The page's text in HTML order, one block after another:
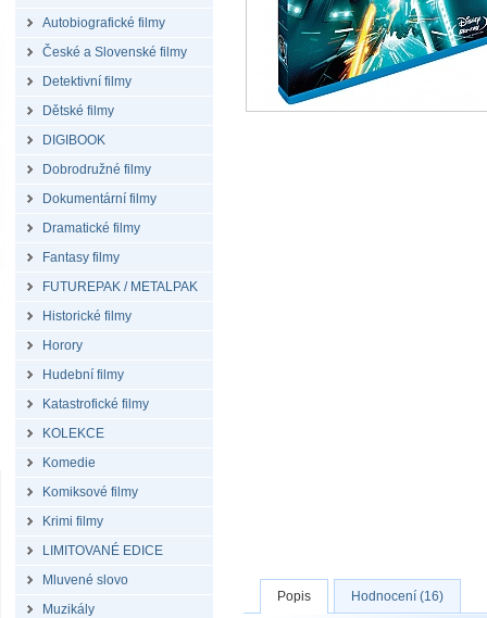
Autobiografické filmy
České a Slovenské filmy
Detektivní filmy
Dětské filmy
DIGIBOOK
Dobrodružné filmy
Dokumentární filmy
Dramatické filmy
Fantasy filmy
FUTUREPAK / METALPAK
Historické filmy
Horory
Hudební filmy
Katastrofické filmy
KOLEKCE
Komedie
Komiksové filmy
Krimi filmy
LIMITOVANÉ EDICE
Mluvené slovo
Muzikály
Popis Hodnocení (16)